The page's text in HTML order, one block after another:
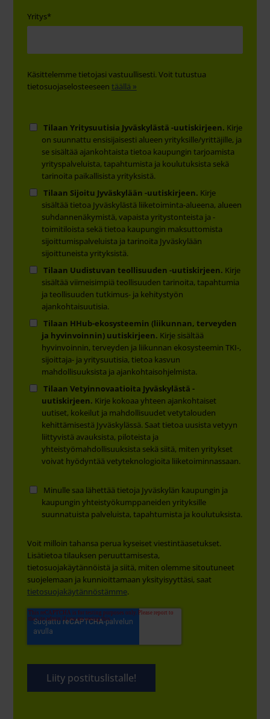
Yritys*
Käsittelemme tietojasi vastuullisesti. Voit tutustua
tietosuojaselosteeseen täällä »
Tilaan Yritysuutisia Jyväskylästä -uutiskirjeen. Kirje
on suunnattu ensisijaisesti alueen yrityksille/yrittäjille, ja
se sisältää ajankohtaista tietoa kaupungin tarjoamista
yrityspalveluista, tapahtumista ja koulutuksista sekä
tarinoita paikallisista yrityksistä.
Tilaan Sijoitu Jyväskylään -uutiskirjeen. Kirje
sisältää tietoa Jyväskylästä liiketoiminta-alueena, alueen
suhdannenäkymistä, vapaista yritystonteista ja -
toimitiloista sekä tietoa kaupungin maksuttomista
sijoittumispalveluista ja tarinoita Jyväskylään
sijoittuneista yrityksistä.
Tilaan Uudistuvan teollisuuden -uutiskirjeen. Kirje
sisältää viimeisimpiä teollisuuden tarinoita, tapahtumia
ja teollisuuden tutkimus- ja kehitystyön
ajankohtaisuutisia.
Tilaan HHub-ekosysteemin (liikunnan, terveyden
ja hyvinvoinnin) uutiskirjeen. Kirje sisältää
hyvinvoinnin, terveyden ja liikunnan ekosysteemin TKI-,
sijoittaja- ja yritysuutisia, tietoa kasvun
mahdollisuuksista ja ajankohtaisohjelmista.
Tilaan Vetyinnovaatioita Jyväskylästä -
uutiskirjeen. Kirje kokoaa yhteen ajankohtaiset
uutiset, kokeilut ja mahdollisuudet vetytalouden
kehittämisestä Jyväskylässä. Saat tietoa uusista vetyyn
liittyvistä avauksista, piloteista ja
yhteistyömahdollisuuksista sekä siitä, miten yritykset
voivat hyödyntää vetyteknologioita liiketoiminnassaan.
Minulle saa lähettää tietoja Jyväskylän kaupungin ja
kaupungin yhteistyökumppaneiden yrityksille
suunnatuista palveluista, tapahtumista ja koulutuksista.
Voit milloin tahansa perua kyseiset viestintäasetukset.
Lisätietoa tilauksen peruuttamisesta,
tietosuojakäytännöistä ja siitä, miten olemme sitoutuneet
suojelemaan ja kunnioittamaan yksityisyyttäsi, saat
tietosuojakäytännöstämme.